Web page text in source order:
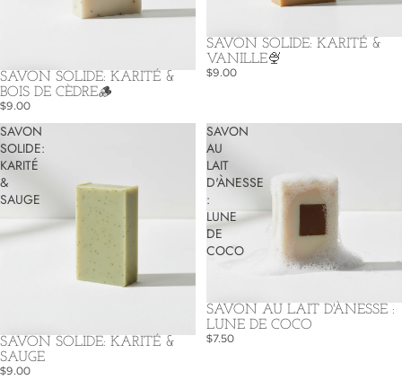
SAVON SOLIDE: KARITÉ &
BOIS DE CÈDRE🪵
$9.00
SAVON SOLIDE: KARITÉ &
VANILLE🍨
$9.00
SAVON
SOLIDE:
KARITÉ
&
SAUGE
SAVON SOLIDE: KARITÉ &
SAUGE
$9.00
SAVON
AU
LAIT
D'ÀNESSE
:
LUNE
DE
COCO
SAVON AU LAIT D'ÀNESSE :
LUNE DE COCO
$7.50